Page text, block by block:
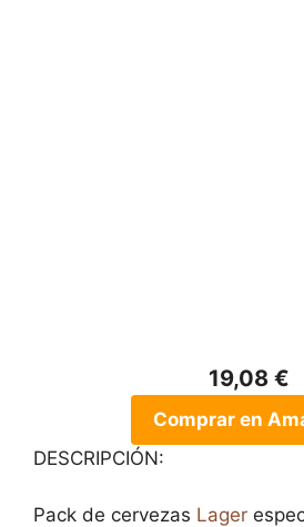
19,08 €
Comprar en
DESCRIPCIÓN:
Pack de cervezas Lager